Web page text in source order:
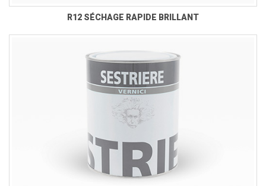
R12 SÉCHAGE RAPIDE BRILLANT